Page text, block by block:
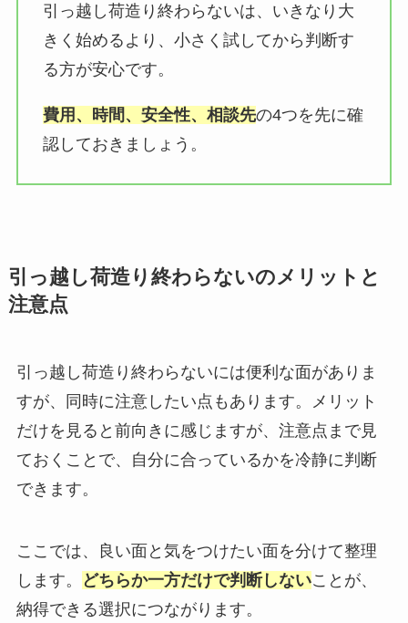
引っ越し荷造り終わらないは、いきなり大
きく始めるより、小さく試してから判断す
る方が安心です。
費用、時間、安全性、相談先の4つを先に確
認しておきましょう。
引っ越し荷造り終わらないのメリットと
注意点
引っ越し荷造り終わらないには便利な面がありま
すが、同時に注意したい点もあります。メリット
だけを見ると前向きに感じますが、注意点まで見
ておくことで、自分に合っているかを冷静に判断
できます。
ここでは、良い面と気をつけたい面を分けて整理
します。
どちらか一方だけで判断しないことが、
納得できる選択につながります。